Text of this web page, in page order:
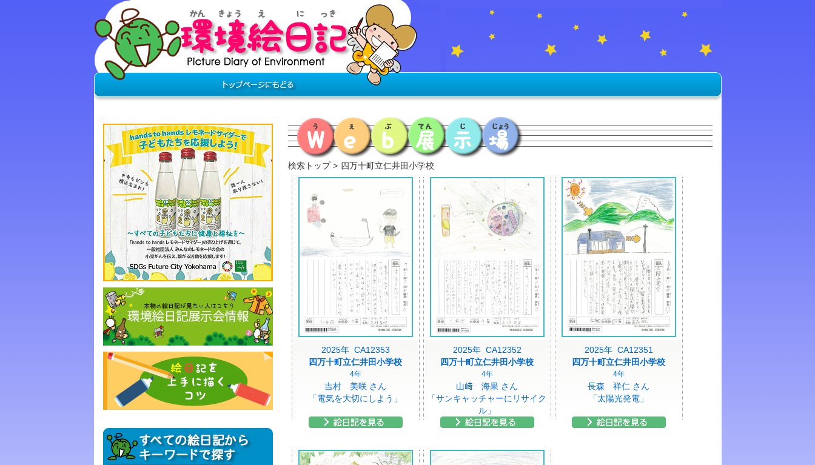
検索トップ 四万十町立仁井田小学校
2025年 CA12353
四万十町立仁井田小学校
4年
吉村 美咲 さん
「電気を大切にしよう」
2025年 CA12352
四万十町立仁井田小学校
4年
山﨑 海果 さん
「サンキャッチャーにリサイク
ル」
2025年 CA12351
四万十町立仁井田小学校
4年
長森 祥仁 さん
「太陽光発電」